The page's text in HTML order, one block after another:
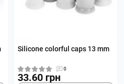
Silicone colorful caps 13 mm
0
33.60 грн